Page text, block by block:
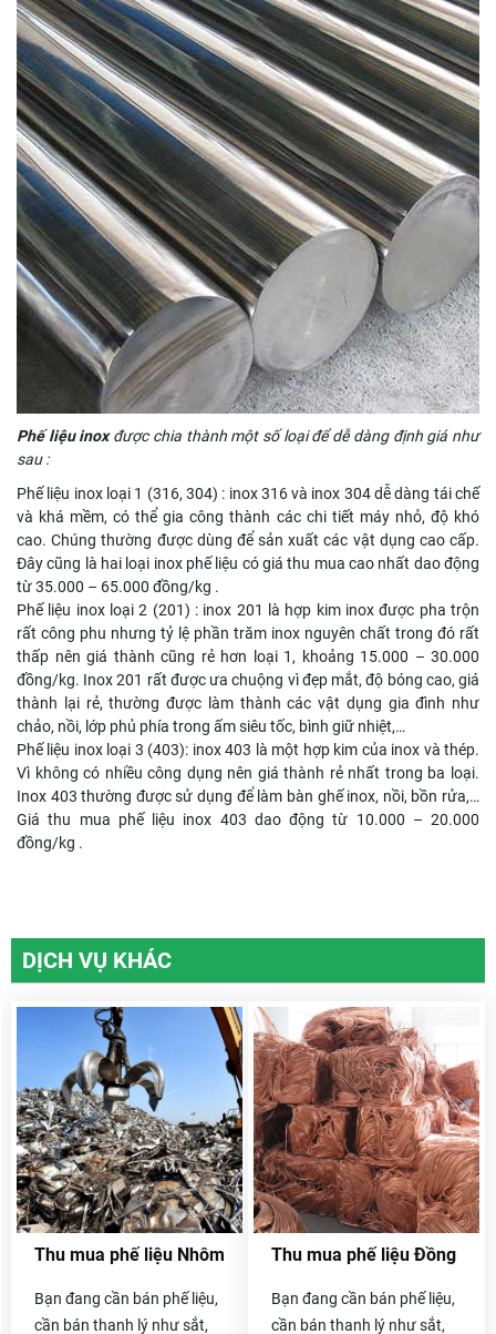
Phế liệu inoxđược chia thành một số loại để dễ dàng định giá như
sau :
Phế liệu inox loại 1 (316, 304) : inox 316 và inox 304 dễ dàng tái chế
và khá mềm, có thể gia công thành các chi tiết máy nhỏ, độ khó
cao. Chúng thường được dùng để sản xuất các vật dụng cao cấp.
Đây cũng là hai loại inox phế liệu có giá thu mua cao nhất dao động
từ 35.000 – 65.000 đồng/kg .
Phế liệu inox loại 2 (201) : inox 201 là hợp kim inox được pha trộn
rất công phu nhưng tỷ lệ phần trăm inox nguyên chất trong đó rất
thấp nên giá thành cũng rẻ hơn loại 1, khoảng 15.000 – 30.000
đồng/kg. Inox 201 rất được ưa chuộng vì đẹp mắt, độ bóng cao, giá
thành lại rẻ, thường được làm thành các vật dụng gia đình như
chảo, nồi, lớp phủ phía trong ấm siêu tốc, bình giữ nhiệt,…
Phế liệu inox loại 3 (403): inox 403 là một hợp kim của inox và thép.
Vì không có nhiều công dụng nên giá thành rẻ nhất trong ba loại.
Inox 403 thường được sử dụng để làm bàn ghế inox, nồi, bồn rửa,…
Giá thu mua phế liệu inox 403 dao động từ 10.000 – 20.000
đồng/kg .
DỊCH VỤ KHÁC
Thu mua phế liệu Nhôm
Bạn đang cần bán phế liệu,
cần bán thanh lý như sắt,
Thu mua phế liệu Đồng
Bạn đang cần bán phế liệu,
cần bán thanh lý như sắt,